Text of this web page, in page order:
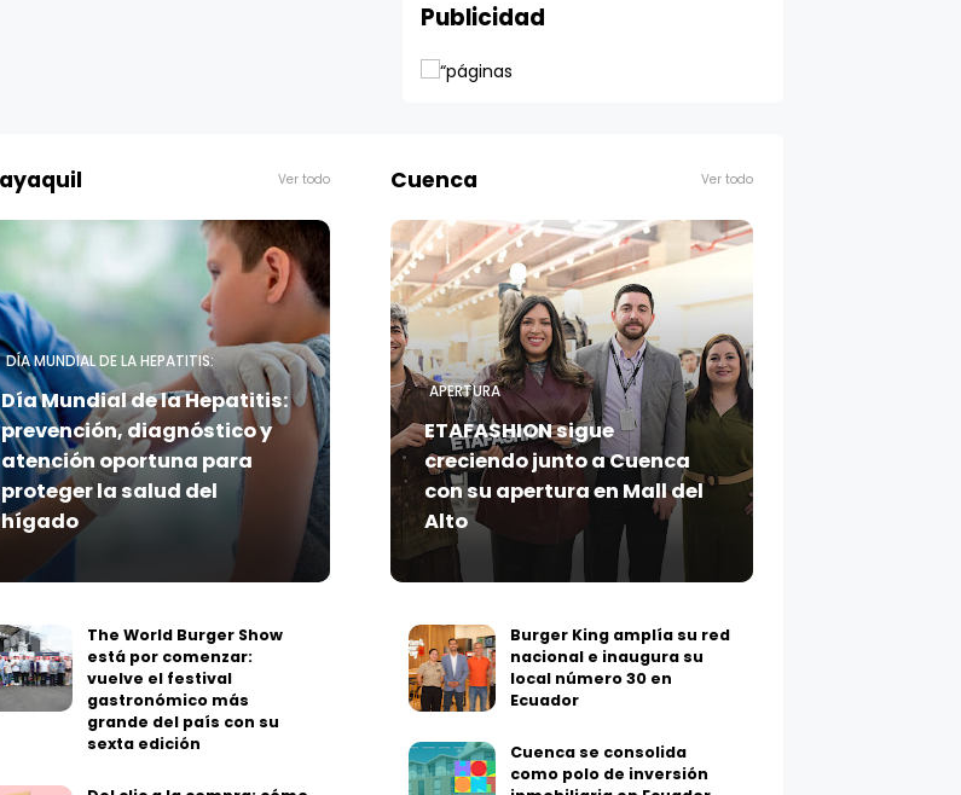
Publicidad
Ver todo
DÍA MUNDIAL DE LA HEPATITIS:
Día Mundial de la Hepatitis:
prevención, diagnóstico y
atención oportuna para
proteger la salud del
hígado
The World Burger Show
está por comenzar:
vuelve el festival
gastronómico más
grande del país con su
sexta edición
Cuenca Ver todo
APERTURA
ETAFASHION sigue
creciendo junto a Cuenca
con su apertura en Mall del
Alto
Burger King amplía su red
nacional e inaugura su
local número 30 en
Ecuador
Cuenca se consolida
como polo de inversión